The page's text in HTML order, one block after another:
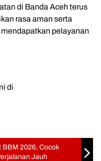
di Banda Aceh terus
rasa aman serta
pelayanan
di
BBM 2026, Cocok
Jauh